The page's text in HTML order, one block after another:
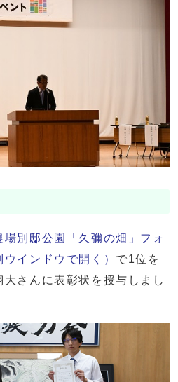
場別邸公園「久彌の畑」フォ
ウインドウで開く） で1位を
さんに表彰状を授与しまし